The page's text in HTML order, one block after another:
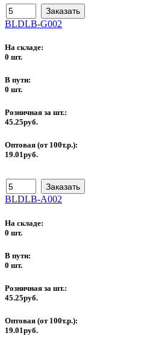
BLDLB-G002
На складе:
0 шт.
В пути:
0 шт.
Розничная за шт.:
45.25руб.
Оптовая (от 100т.р.):
19.01руб.
BLDLB-A002
На складе:
0 шт.
В пути:
0 шт.
Розничная за шт.:
45.25руб.
Оптовая (от 100т.р.):
19.01руб.